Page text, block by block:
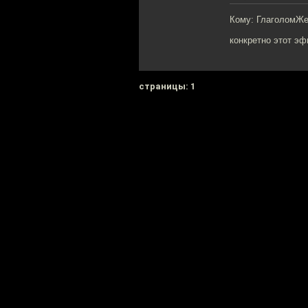
Кому:
конкретно этот
cтраницы: 1